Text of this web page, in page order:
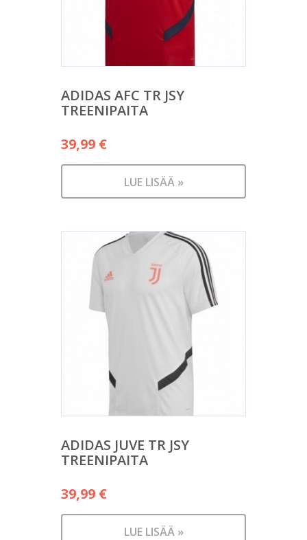
ADIDAS AFC TR JSY
TREENIPAITA
39,99 €
LUE LISÄÄ »
ADIDAS JUVE TR JSY
TREENIPAITA
39,99 €
LUE LISÄÄ »